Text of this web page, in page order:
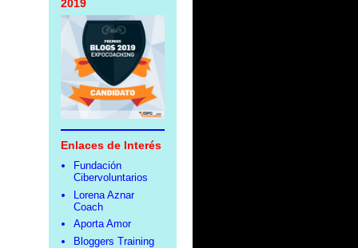
2019
Enlaces de Interés
Fundación
Cibervoluntarios
Lorena Aznar
Coach
Aporta Amor
Bloggers Training